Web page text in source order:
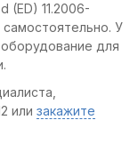
(ED) 11.2006-
У
для
или закажите